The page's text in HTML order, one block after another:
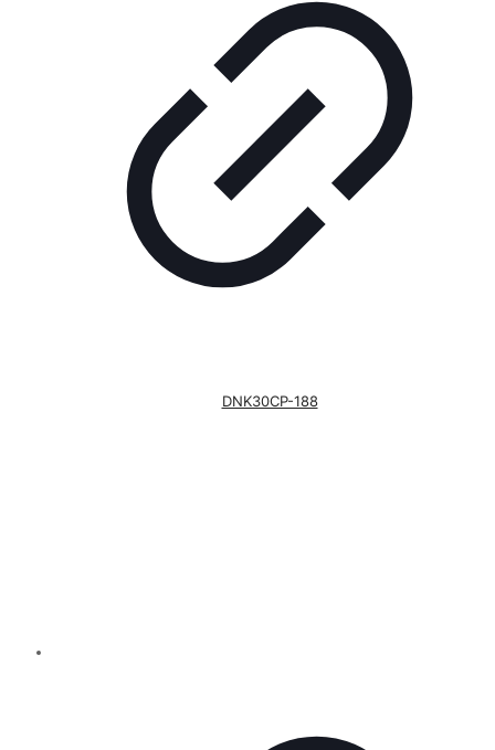
DNK30CP-188